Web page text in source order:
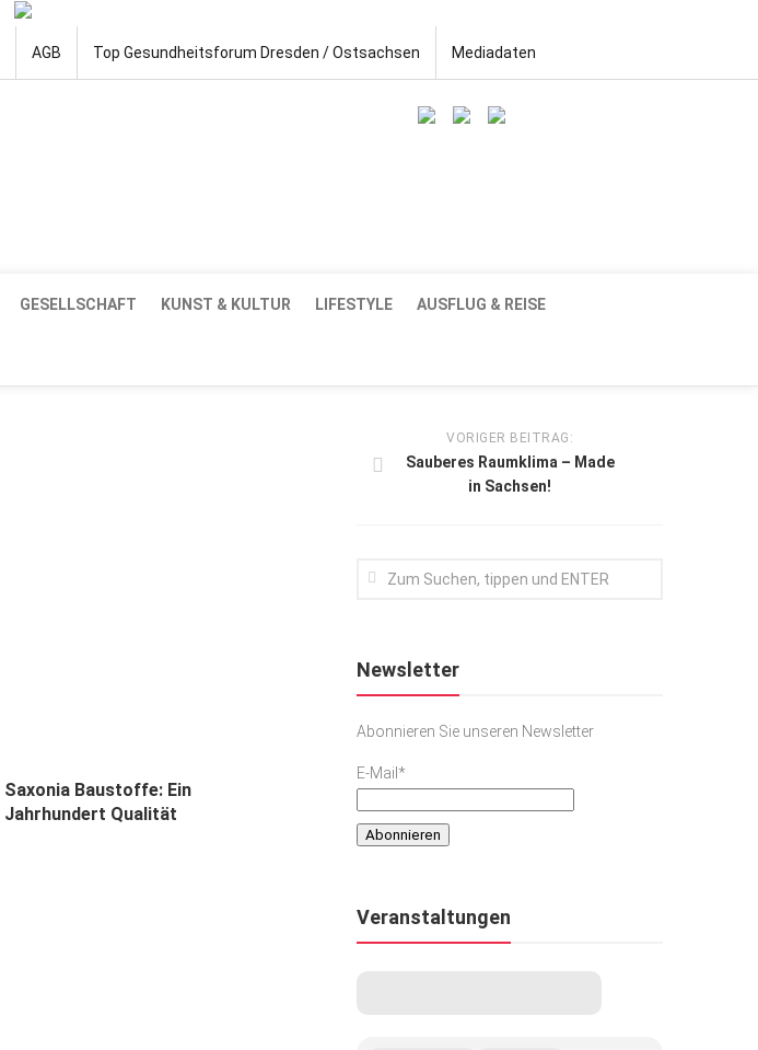
AGB Top Gesundheitsforum Dresden / Ostsachsen Mediadaten
GESELLSCHAFT KUNST & KULTUR LIFESTYLE AUSFLUG & REISE
Saxonia Baustoffe: Ein
Jahrhundert Qualität
VORIGER BEITRAG:
Sauberes Raumklima – Made
in Sachsen!
Newsletter
Abonnieren Sie unseren Newsletter
E-Mail*
Veranstaltungen